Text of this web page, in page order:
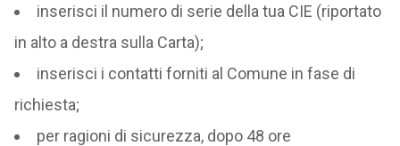
inserisci il numero di serie della tua CIE (riportato
in alto a destra sulla Carta);
inserisci i contatti forniti al Comune in fase di
richiesta;
per ragioni di sicurezza, dopo 48 ore